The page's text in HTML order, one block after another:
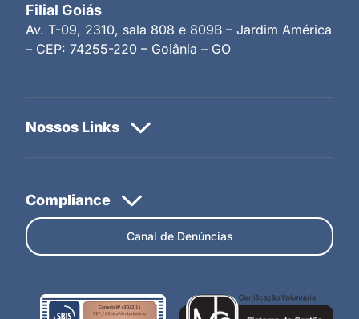
Filial Goiás
Av. T-09, 2310, sala 808 e 809B – Jardim América
– CEP: 74255-220 – Goiânia – GO
Canal de Denúncias